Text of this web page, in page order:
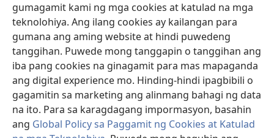
gumagamit kami ng mga cookies at katulad na mga
teknolohiya. Ang ilang cookies ay kailangan para
gumana ang aming website at hindi puwedeng
tanggihan. Puwede mong tanggapin o tanggihan ang
iba pang cookies na ginagamit para mas mapaganda
ang digital experience mo. Hinding-hindi ipagbibili o
gagamitin sa marketing ang alinmang bahagi ng data
na ito. Para sa karagdagang impormasyon, basahin
ang Global Policy sa Paggamit ng Cookies at Katulad
na
bagong
window)
Watchtower ONLINE LIBRARY™
(may
bubukas
na
bagong
window)
JW Hub ®
(may
bubukas
bagong
window)
JW Library ®
Watchtower Library®